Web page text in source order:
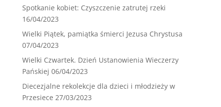
Spotkanie kobiet: Czyszczenie zatrutej rzeki
16/04/2023
Wielki Piątek, pamiątka śmierci Jezusa Chrystusa
07/04/2023
Wielki Czwartek. Dzień Ustanowienia Wieczerzy
Pańskiej 06/04/2023
Diecezjalne rekolekcje dla dzieci i młodzieży w
Przesiece 27/03/2023